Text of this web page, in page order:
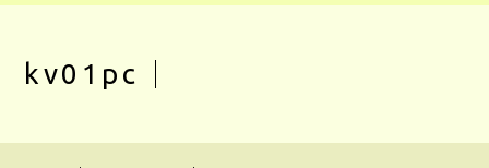
kv01pc